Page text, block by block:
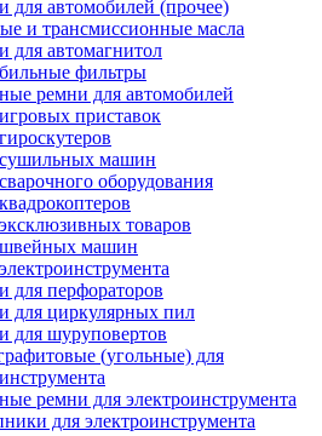
для автомобилей (прочее)
и трансмиссионные масла
для автомагнитол
фильтры
ремни для автомобилей
приставок
сушильных машин
оборудования
товаров
швейных машин
для перфораторов
для циркулярных пил
для шуруповертов
(угольные) для
ремни для электроинструмента
для электроинструмента